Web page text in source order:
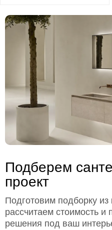
Подберем
проект
Подготовим подборку из
рассчитаем стоимость
решения под ваш